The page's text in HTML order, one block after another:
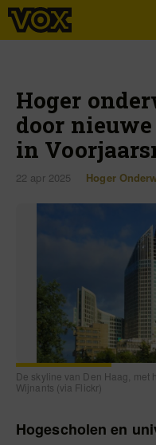
Hoger
door
in
22 apr 2025 Hoger
De skyline van Den Haag, met
Wijnants (via Flickr)
Hogescholen en